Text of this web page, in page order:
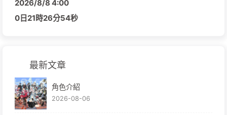
2026/8/8 4:00
0日21時26分52秒
最新文章
角色介紹
2026-08-06